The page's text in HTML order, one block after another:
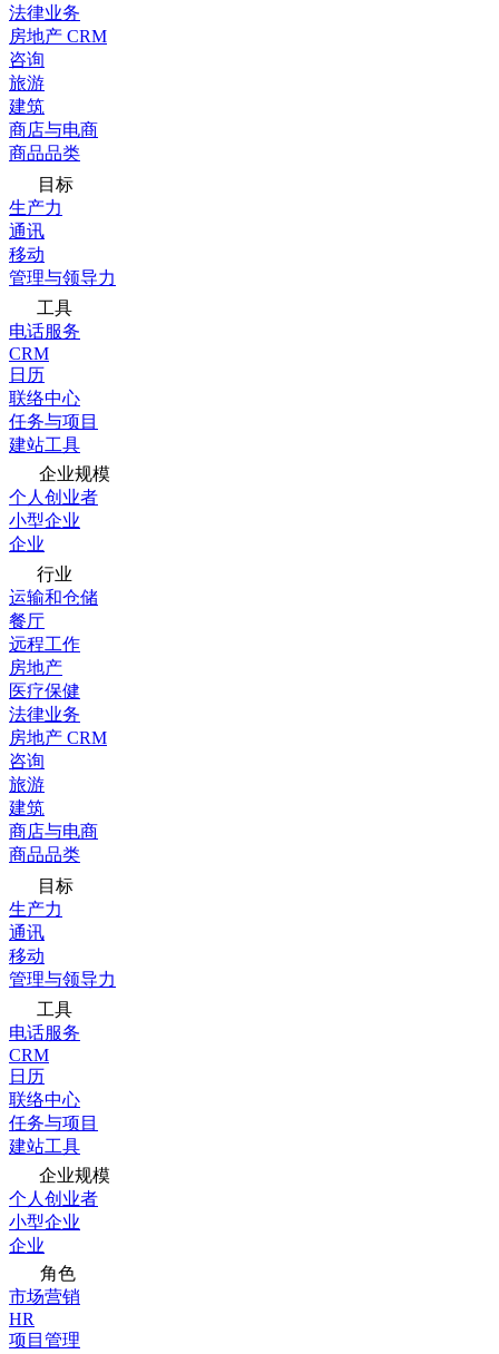
法律业务
房地产 CRM
咨询
旅游
建筑
商店与电商
商品品类
目标
生产力
通讯
移动
管理与领导力
工具
电话服务
CRM
日历
联络中心
任务与项目
建站工具
企业规模
个人创业者
小型企业
企业
行业
运输和仓储
餐厅
远程工作
房地产
医疗保健
法律业务
房地产 CRM
咨询
旅游
建筑
商店与电商
商品品类
目标
生产力
通讯
移动
管理与领导力
工具
电话服务
CRM
日历
联络中心
任务与项目
建站工具
企业规模
个人创业者
小型企业
企业
角色
市场营销
HR
项目管理